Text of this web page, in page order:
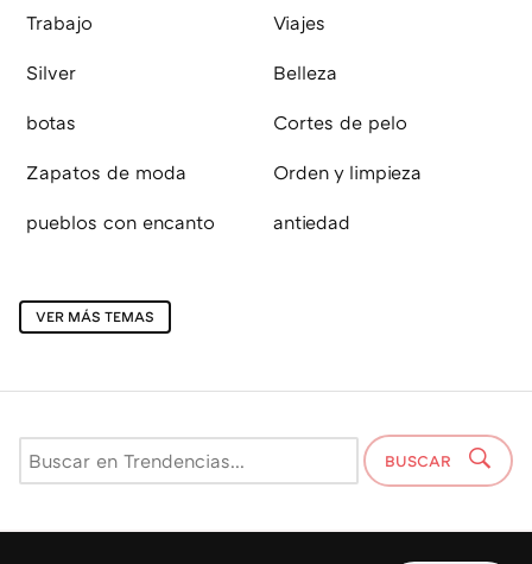
Trabajo Viajes
Silver Belleza
botas Cortes de pelo
Zapatos de moda Orden y limpieza
pueblos con encanto antiedad
VER MÁS TEMAS
BUSCAR